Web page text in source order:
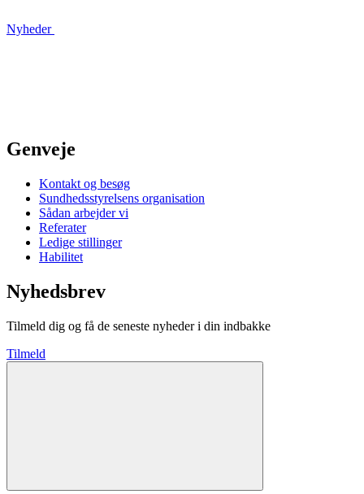
Nyheder
Genveje
Kontakt og besøg
Sundhedsstyrelsens organisation
Sådan arbejder vi
Referater
Ledige stillinger
Habilitet
Nyhedsbrev
Tilmeld dig og få de seneste nyheder i din indbakke
Tilmeld